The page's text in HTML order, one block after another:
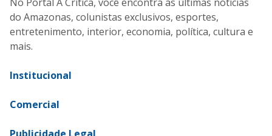
do Amazonas, colunistas exclusivos, esportes,
entretenimento, interior, economia, política, cultura e
mais.
Institucional
Comercial